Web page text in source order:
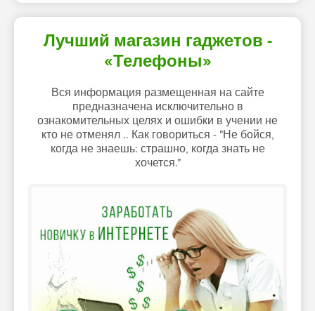
Лучший магазин гаджетов -
«Телефоны»
Вся информация размещенная на сайте
предназначена исключительно в
ознакомительных целях и ошибки в учении не
кто не отменял .. Как говориться - "Не бойся,
когда не знаешь: страшно, когда знать не
хочется."